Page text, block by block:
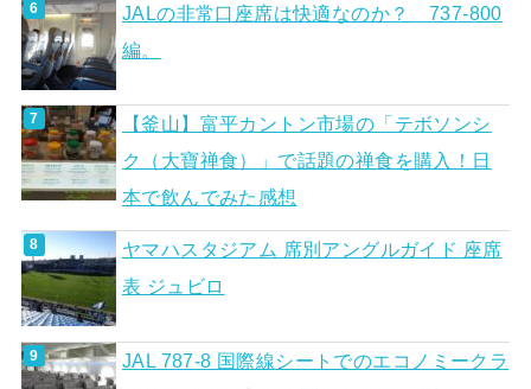
JALの非常口座席は快適なのか？ 737-800
編。
【釜山】富平カントン市場の「テボソンシ
ク（大寶禅食）」で話題の禅食を購入！日
本で飲んでみた感想
ヤマハスタジアム 席別アングルガイド 座席
表 ジュビロ
JAL 787-8 国際線シートでのエコノミークラ